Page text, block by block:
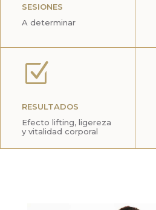
SESIONES
A determinar
Z
RESULTADOS
Efecto lifting, ligereza
y vitalidad corporal